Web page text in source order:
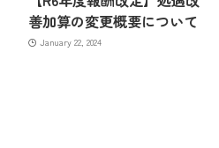
善加算の変更概要について
January 22, 2024